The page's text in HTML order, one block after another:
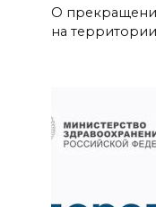
О
на